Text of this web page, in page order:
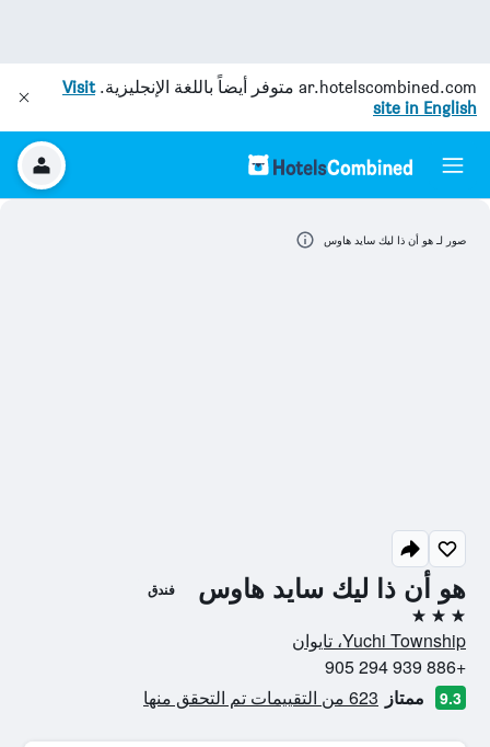
ar.hotelscombined.com متوفر أيضاً باللغة الإنجليزية.Visit
site in English
هو أن ذا ليك سايد هاوس فندق
3 نجوم
Yuchi Township، تايوان
+886 939 294 905
9.3 ممتاز 623 من التقييمات تم التحقق منها
صور لـ هو أن ذا ليك سايد هاوس